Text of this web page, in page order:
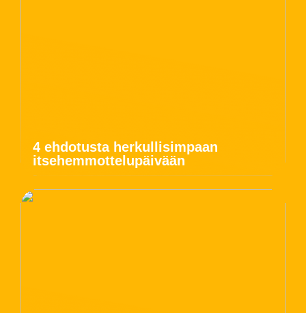
4 ehdotusta herkullisimpaan
itsehemmottelupäivään